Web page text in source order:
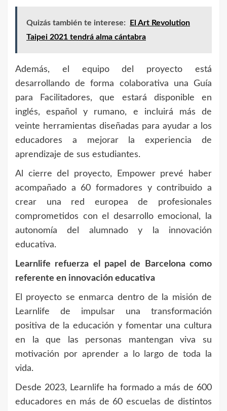
Quizás también te interese:
El Art Revolution
Taipei 2021 tendrá alma cántabra
Además, el equipo del proyecto está
desarrollando de forma colaborativa una Guía
para Facilitadores, que estará disponible en
inglés, español y rumano, e incluirá más de
veinte herramientas diseñadas para ayudar a los
educadores a mejorar la experiencia de
aprendizaje de sus estudiantes.
Al cierre del proyecto, Empower prevé haber
acompañado a 60 formadores y contribuido a
crear una red europea de profesionales
comprometidos con el desarrollo emocional, la
autonomía del alumnado y la innovación
educativa.
Learnlife refuerza el papel de Barcelona como
referente en innovación educativa
El proyecto se enmarca dentro de la misión de
Learnlife de impulsar una transformación
positiva de la educación y fomentar una cultura
en la que las personas mantengan viva su
motivación por aprender a lo largo de toda la
vida.
Desde 2023, Learnlife ha formado a más de 600
educadores en más de 60 escuelas de distintos